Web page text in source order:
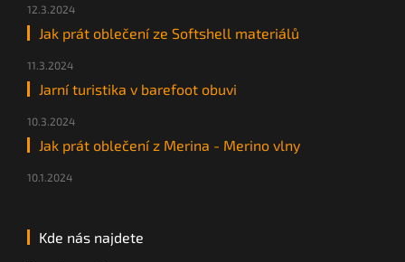
12.3.2024
Jak prát oblečení ze Softshell materiálů
11.3.2024
Jarní turistika v barefoot obuvi
10.3.2024
Jak prát oblečení z Merina - Merino vlny
10.1.2024
Kde nás najdete